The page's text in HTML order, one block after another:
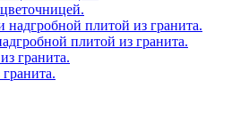
плитой из гранита.